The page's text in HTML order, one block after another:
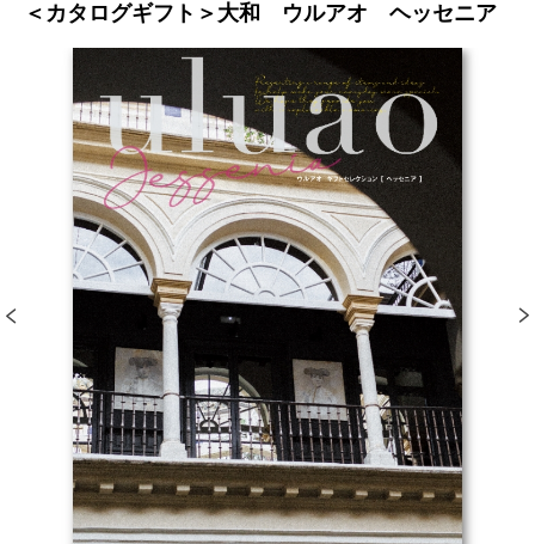
＜カタログギフト＞大和 ウルアオ ヘッセニア